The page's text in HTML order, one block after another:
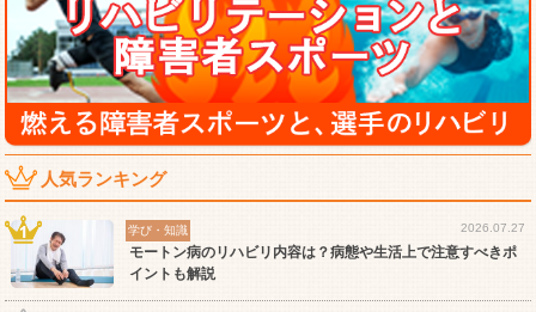
人気ランキング
学び・知識 2026.07.27
モートン病のリハビリ内容は？病態や生活上で注意すべきポ
イントも解説